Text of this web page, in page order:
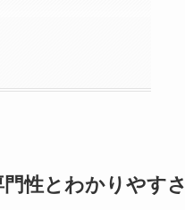
性とわかりやすさ